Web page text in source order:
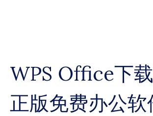
WPS Office下
正版免费办公软